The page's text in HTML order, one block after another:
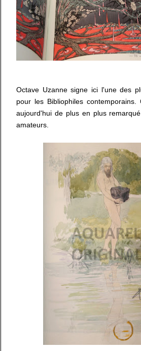
Octave Uzanne signe ici l'une des
pour les Bibliophiles
aujourd'hui de plus en plus
amateurs.